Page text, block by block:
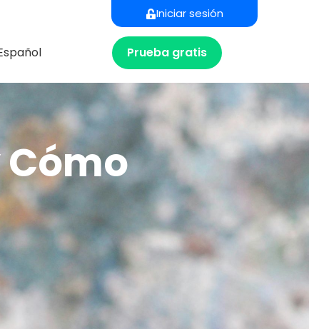
Iniciar sesión
Prueba gratis